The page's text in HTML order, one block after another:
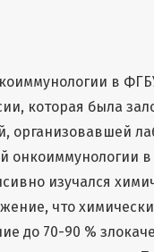
в
которая была
организовавшей
онкоиммунологии
изучался
что
до 70-90 %